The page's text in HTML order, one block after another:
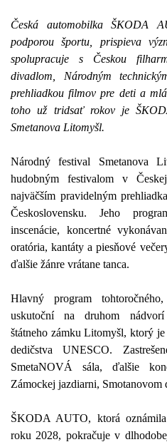
Česká automobilka ŠKODA
podporou športu, prispieva
spolupracuje s Českou
divadlom, Národným
prehliadkou filmov pre deti a
toho už tridsať rokov je
Smetanova Litomyšl.
Národný festival Smetanova
hudobným festivalom v
najväčším pravidelným
Československu. Jeho
inscenácie, koncertné
oratória, kantáty a piesňové
ďalšie žánre vrátane tanca.
Hlavný program
uskutoční na druhom nádvorí
štátneho zámku Litomyšl, ktorý
dedičstva UNESCO.
SmetaNOVÁ sála, ďalšie
Zámockej jazdiarni, Smotanovom
ŠKODA AUTO, ktorá
roku 2028, pokračuje v